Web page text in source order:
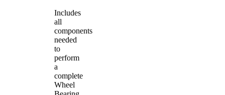
Includes
all
components
needed
to
perform
a
complete
Wheel